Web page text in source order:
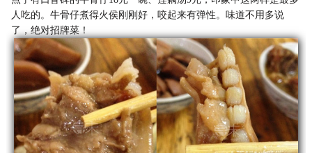
人吃的。牛骨仔煮得火侯刚刚好，咬起来有弹性。味道不用多说
了，绝对招牌菜！